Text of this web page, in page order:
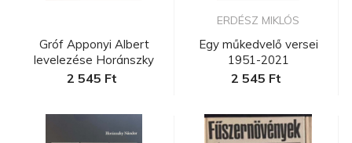
Gróf Apponyi Albert
levelezése Horánszky
Nándorra...
2 545 Ft
ERDÉSZ MIKLÓS
Egy műkedvelő versei
1951-2021
2 545 Ft